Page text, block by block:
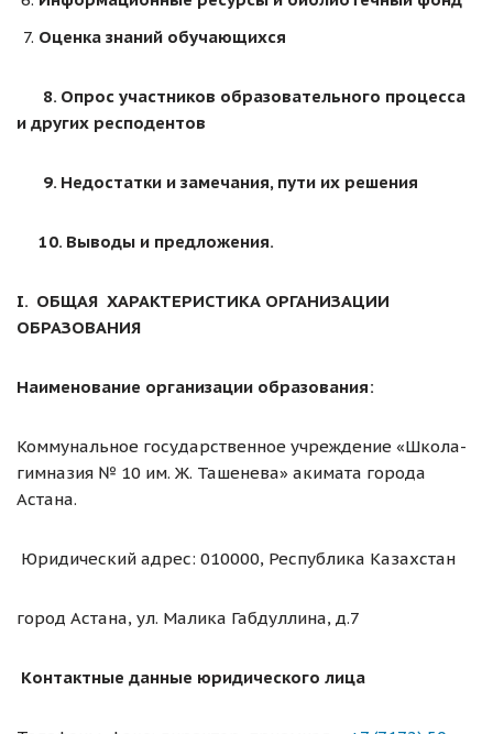
Оценка знаний обучающихся
8. Опрос участников образовательного процесса
и других респодентов
9. Недостатки и замечания, пути их решения
10. Выводы и предложения.
I. ОБЩАЯ ХАРАКТЕРИСТИКА ОРГАНИЗАЦИИ
ОБРАЗОВАНИЯ
Наименование организации образования:
Коммунальное государственное учреждение «Школа-
гимназия № 10 им. Ж. Ташенева» акимата города
Астана.
Юридический адрес: 010000, Республика Казахстан
город Астана, ул. Малика Габдуллина, д.7
Контактные данные юридического лица